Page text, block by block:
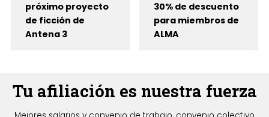
próximo proyecto
de ficción de
Antena 3
30% de descuento
para miembros de
ALMA
Tu afiliación es nuestra fuerza